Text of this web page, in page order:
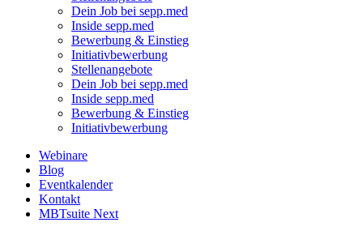
Dein Job bei sepp.med
Inside sepp.med
Bewerbung & Einstieg
Initiativbewerbung
Stellenangebote
Dein Job bei sepp.med
Inside sepp.med
Bewerbung & Einstieg
Initiativbewerbung
Webinare
Blog
Eventkalender
Kontakt
MBTsuite Next